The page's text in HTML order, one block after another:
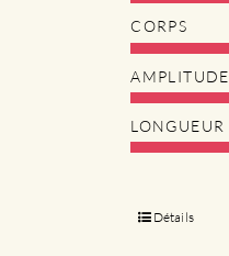
CORPS
AMPLITUDE
LONGUEUR
Détails